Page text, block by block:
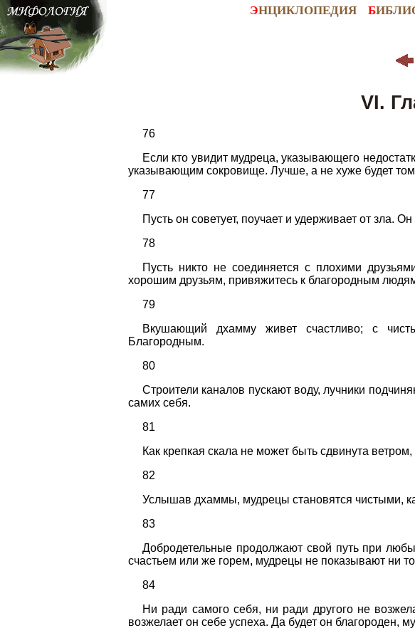
ЭНЦИКЛОПЕДИЯ Б
VI.
76
Если кто увидит мудреца, указывающего
указывающим сокровище. Лучше, а не хуже будет
77
Пусть он советует, поучает и удерживает от зла.
78
Пусть никто не соединяется с плохими
хорошим друзьям, привяжитесь к благородным
79
Вкушающий дхамму живет счастливо; с
Благородным.
80
Строители каналов пускают воду, лучники
самих себя.
81
Как крепкая скала не может быть сдвинута
82
Услышав дхаммы, мудрецы становятся чистыми,
83
Добродетельные продолжают свой путь при
счастьем или же горем, мудрецы не показывают ни
84
Ни ради самого себя, ни ради другого не
возжелает он себе успеха. Да будет он благороден,